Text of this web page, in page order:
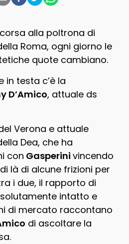
alla poltrona di
Roma, ogni giorno le
quote cambiano.
in testa c’è la
D’Amico, attuale ds
Verona e attuale
Dea, che ha
con Gasperini vincendo
di là di alcune frizioni per
i due, il rapporto di
intatto e
di mercato raccontano
di ascoltare la